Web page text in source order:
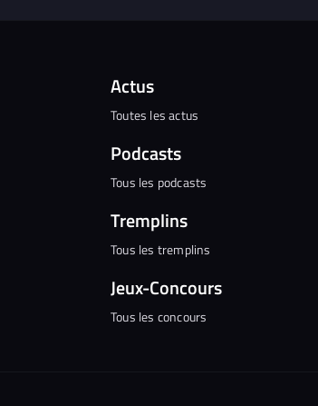
Actus
Toutes les actus
Podcasts
Tous les podcasts
Tremplins
Tous les tremplins
Jeux-Concours
Tous les concours